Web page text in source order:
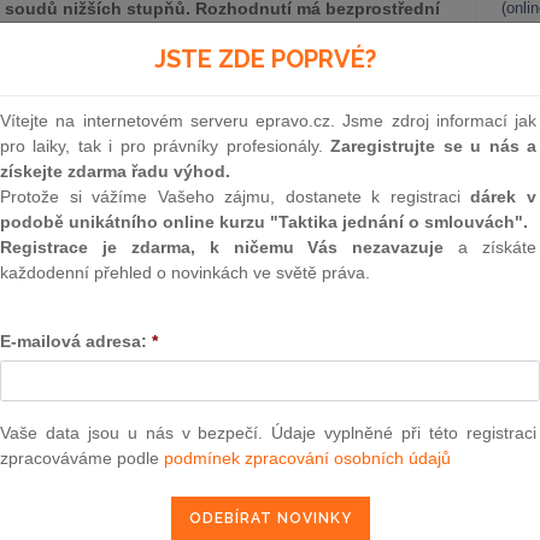
nižších stupňů. Rozhodnutí má bezprostřední
praxi v oblasti převodů nemovitostí, neboť
vkladové způsobilosti kupních smluv bez
81/2026 autoritativně vyřešil dosud spornou otázku,
nemovitosti bez určení kupní ceny, a potvrdil, že
zákoníku se prostřednictvím § 2131 občanského
nemovitých věcí. Soud zdůraznil, že stanovení výše
proměnil koncepci kupní smlouvy. Z § 2080
kupní ceny není podstatnou náležitostí kupní smlouvy,
určitě, je-li ujednán alespoň způsob jejího určení.
výslovně předvídá situaci, kdystrany mají vůli
ceny – v takovém případě platí za ujednanou kupní
předmět v době uzavření smlouvy a za obdobných
. Podle § 2131 občanského zákoníku se na smlouvu o
JSTE ZDE POPRVÉ?
Vítejte na internetovém serveru epravo.cz. Jsme zdroj informací jak
pro laiky, tak i pro právníky profesionály.Zaregistrujte se u nás a
získejte zdarma řadu výhod.
Protože si vážíme Vašeho zájmu, dostanete k registracidárek v
podobě unikátního online kurzu "Taktika jednání o smlouvách".
Registrace je zdarma, k ničemu Vás nezavazuje a získáte
každodenní přehled o novinkách ve světě práva.
E-mailová adresa: *
Vaše data jsou u nás v bezpečí. Údaje vyplněné při této registraci
zpracováváme podle podmínek zpracování osobních údajů